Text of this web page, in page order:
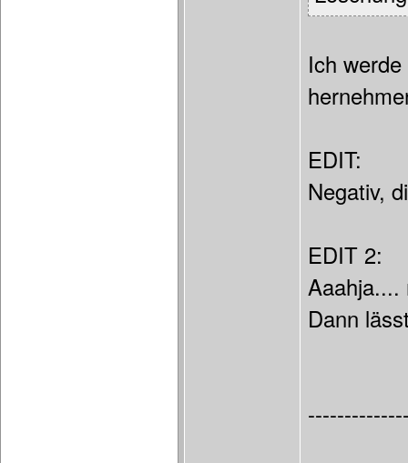
Ich
EDIT:
Negativ,
EDIT 2:
Aaahja....
Dann